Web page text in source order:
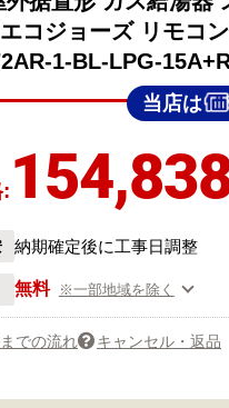
コジョーズ リモコ
1-BL-LPG-
当店は
納期確定後に工事日調整
無料 ※一部地域を除く
での流れ キャンセル・返品